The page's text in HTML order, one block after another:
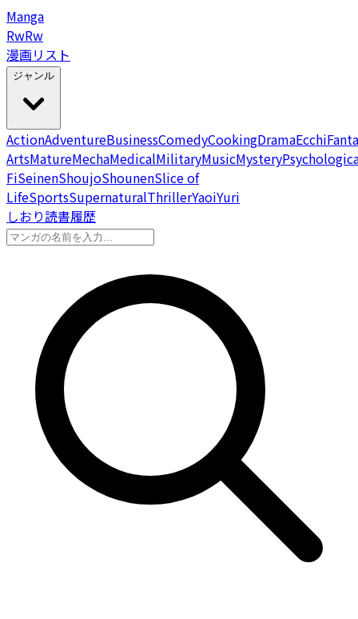
Manga
RwRw
漫画リスト
ジャンル
ActionAdventureBusinessComedyCookingDramaEcchi
ArtsMatureMechaMedicalMilitaryMusicMystery
FiSeinenShoujoShounenSlice of
LifeSportsSupernaturalThrillerYaoiYuri
しおり読書履歴